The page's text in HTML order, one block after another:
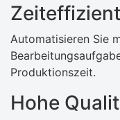
Zeiteffizient
Automatisieren Sie
Produktionszeit.
Hohe